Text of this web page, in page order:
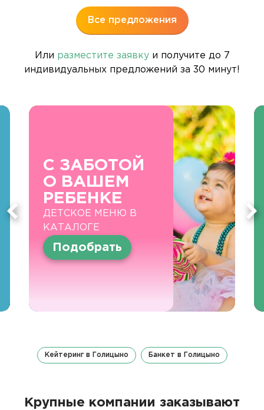
Все предложения
Или разместите заявкуи получите до 7
индивидуальных предложений за 30 минут!
С ЗАБОТОЙ
О ВАШЕМ
РЕБЕНКЕ
ДЕТСКОЕ МЕНЮ В
КАТАЛОГЕ
Подобрать
Кейтеринг в Голицыно Банкет в Голицыно
Крупные компании заказывают